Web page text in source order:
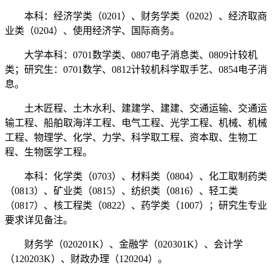
本科：经济学类（0201）、财务学类（0202）、经济取商
业类（0204）、使用经济学、国际商务。
大学本科：0701数学类、0807电子消息类、0809计较机
类；研究生：0701数学、0812计较机科学取手艺、0854电子消
息。
土木匠程、土木水利、建建学、建建、交通运输、交通运
输工程、船舶取海洋工程、电气工程、光学工程、机械、机械
工程、物理学、化学、力学、科学取工程、资本取、生物工
程、生物医学工程。
本科：化学类（0703）、材料类（0804）、化工取制药类
（0813）、矿业类（0815）、纺织类（0816）、轻工类
（0817）、核工程类（0822）、药学类（1007）；研究生专业
要求详见备注。
财务学（020201K）、金融学（020301K）、会计学
（120203K）、财政办理（120204）。